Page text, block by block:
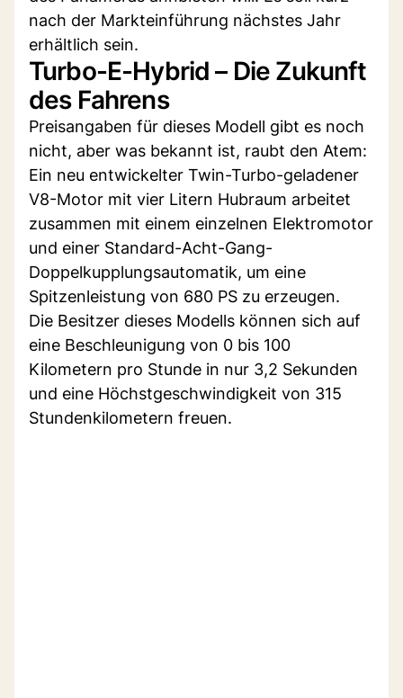
nach der Markteinführung nächstes Jahr
erhältlich sein.
Turbo-E-Hybrid – Die Zukunft
des Fahrens
Preisangaben für dieses Modell gibt es noch
nicht, aber was bekannt ist, raubt den Atem:
Ein neu entwickelter Twin-Turbo-geladener
V8-Motor mit vier Litern Hubraum arbeitet
zusammen mit einem einzelnen Elektromotor
und einer Standard-Acht-Gang-
Doppelkupplungsautomatik, um eine
Spitzenleistung von 680 PS zu erzeugen.
Die Besitzer dieses Modells können sich auf
eine Beschleunigung von 0 bis 100
Kilometern pro Stunde in nur 3,2 Sekunden
und eine Höchstgeschwindigkeit von 315
Stundenkilometern freuen.